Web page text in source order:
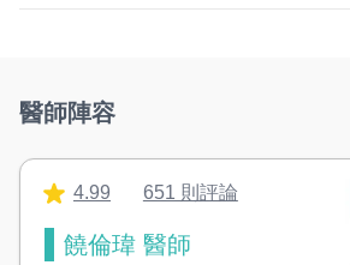
醫師陣容
4.99 651 則評論
饒倫瑋 醫師